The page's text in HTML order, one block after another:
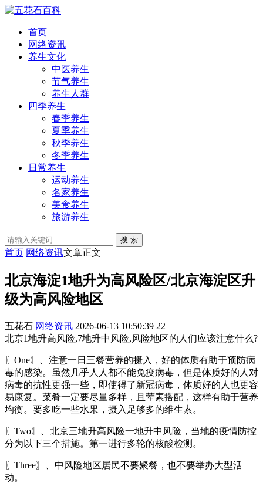
首页
网络资讯
养生文化
中医养生
节气养生
养生人群
四季养生
春季养生
夏季养生
秋季养生
冬季养生
日常养生
运动养生
名家养生
美食养生
旅游养生
搜 索
首页 网络资讯文章正文
北京海淀1地升为高风险区/北京海淀区升
级为高风险地区
五花石 网络资讯 2026-06-13 10:50:39 22
北京1地升高风险,7地升中风险,风险地区的人们应该注意什么?
〖One〗、注意一日三餐营养的摄入，好的体质有助于预防病
毒的感染。虽然几乎人人都不能免疫病毒，但是体质好的人对
病毒的抗性更强一些，即使得了新冠病毒，体质好的人也更容
易康复。菜肴一定要尽量多样，且荤素搭配，这样有助于营养
均衡。要多吃一些水果，摄入足够多的维生素。
〖Two〗、北京三地升高风险一地升中风险，当地的疫情防控
分为以下三个措施。第一进行多轮的核酸检测。
〖Three〗、中风险地区居民不要聚餐，也不要举办大型活
动。